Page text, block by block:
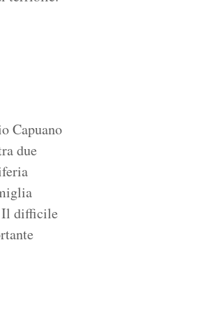
Capuano
due
Il difficile